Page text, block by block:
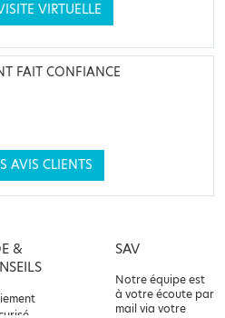
VIRTUELLE
FAIT CONFIANCE
AVIS CLIENTS
&
SAV
Notre équipe est
à votre écoute par
mail via votre